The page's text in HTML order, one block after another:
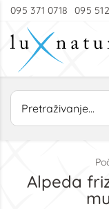
095 371 0718 095
Alpeda